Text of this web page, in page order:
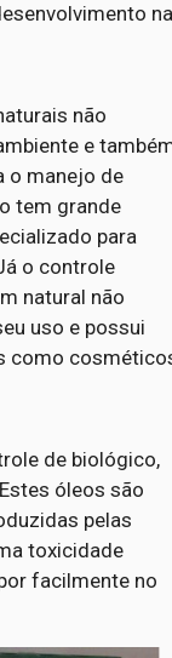
não
e
o manejo de
tem grande
para
o controle
natural não
uso e possui
como
de biológico,
óleos são
pelas
toxicidade
facilmente no